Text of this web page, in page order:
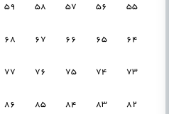
55
56
57
58
59
64
65
66
67
68
73
74
75
76
77
82
83
84
85
86